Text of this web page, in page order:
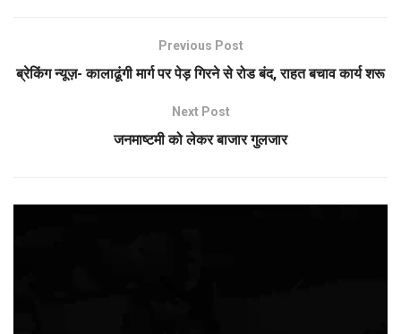
Previous Post
ब्रेकिंग न्यूज़- कालाढूंगी मार्ग पर पेड़ गिरने से रोड बंद, राहत बचाव कार्य शरू
Next Post
जनमाष्टमी को लेकर बाजार गुलजार